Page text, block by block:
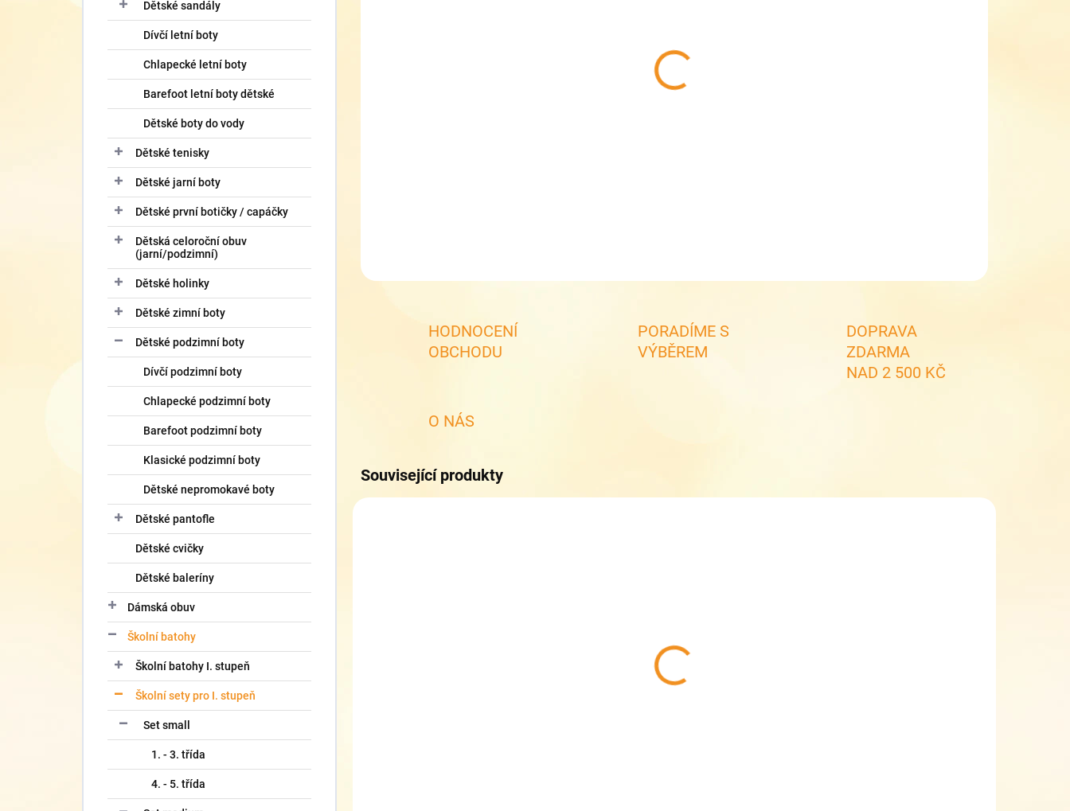
Dětské sandály
Dívčí letní boty
Chlapecké letní boty
Barefoot letní boty dětské
Dětské boty do vody
Dětské tenisky
Dětské jarní boty
Dětské první botičky / capáčky
Dětská celoroční obuv
(jarní/podzimní)
Dětské holinky
Dětské zimní boty
Dětské podzimní boty
Dívčí podzimní boty
Chlapecké podzimní boty
Barefoot podzimní boty
Klasické podzimní boty
Dětské nepromokavé boty
Dětské pantofle
Dětské cvičky
Dětské baleríny
Dámská obuv
Školní batohy
Školní batohy I. stupeň
Školní sety pro I. stupeň
Set small
1. - 3. třída
4. - 5. třída
HODNOCENÍ
OBCHODU
PORADÍME S
VÝBĚREM
DOPRAVA
ZDARMA
NAD 2 500 KČ
O NÁS
Související produkty